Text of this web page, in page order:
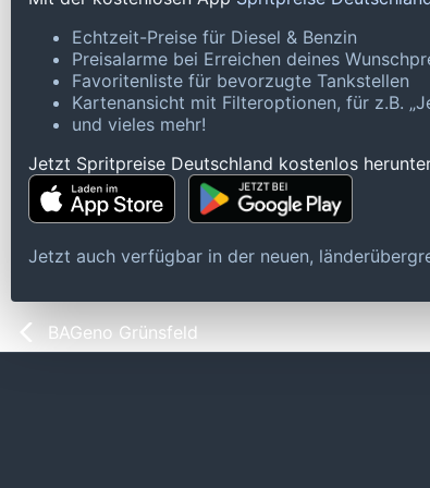
Echtzeit-Preise für Diesel & Benzin
Preisalarme bei Erreichen deines
Favoritenliste für bevorzugte Tankstellen
Kartenansicht mit Filteroptionen, für z.B.
und vieles mehr!
Jetzt Spritpreise Deutschland kostenlos
Jetzt auch verfügbar in der neuen,
BAGeno Grünsfeld